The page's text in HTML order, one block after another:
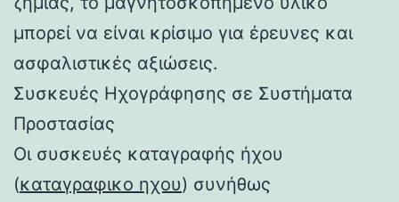
μπορεί να είναι κρίσιμο για έρευνες και
ασφαλιστικές αξιώσεις.
Συσκευές Ηχογράφησης σε Συστήματα
Προστασίας
Οι συσκευές καταγραφής ήχου
(καταγραφικο ηχου) συνήθως